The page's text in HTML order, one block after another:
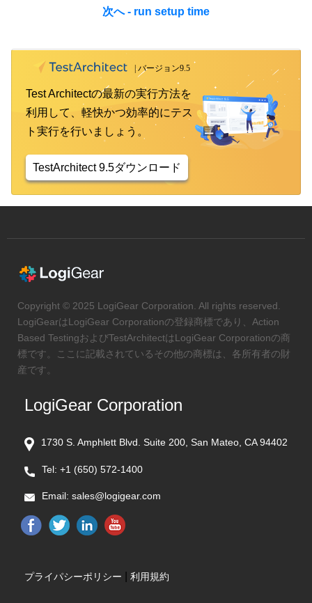
次へ - run setup time
Test Architectの最新の実行方法を
利用して、軽快かつ効率的にテス
ト実行を行いましょう。
TestArchitect 9.5ダウンロード
Copyright © 2025 LogiGear Corporation. All rights reserved.
LogiGearはLogiGear Corporationの登録商標であり、Action
Based TestingおよびTestArchitectはLogiGear Corporationの商
標です。ここに記載されているその他の商標は、各所有者の財
産です。
LogiGear Corporation
1730 S. Amphlett Blvd. Suite 200, San Mateo, CA 94402
Tel: +1 (650) 572-1400
Email: sales@logigear.com
プライパシーポリシー 利用規約